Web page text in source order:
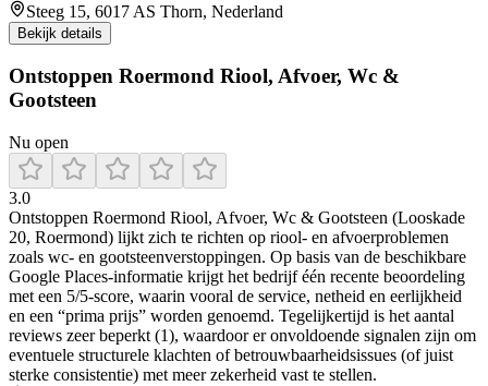
Steeg 15, 6017 AS Thorn, Nederland
Bekijk details
Ontstoppen Roermond Riool, Afvoer, Wc &
Gootsteen
Nu open
3.0
Ontstoppen Roermond Riool, Afvoer, Wc & Gootsteen (Looskade
20, Roermond) lijkt zich te richten op riool- en afvoerproblemen
zoals wc- en gootsteenverstoppingen. Op basis van de beschikbare
Google Places-informatie krijgt het bedrijf één recente beoordeling
met een 5/5-score, waarin vooral de service, netheid en eerlijkheid
en een “prima prijs” worden genoemd. Tegelijkertijd is het aantal
reviews zeer beperkt (1), waardoor er onvoldoende signalen zijn om
eventuele structurele klachten of betrouwbaarheidsissues (of juist
sterke consistentie) met meer zekerheid vast te stellen.